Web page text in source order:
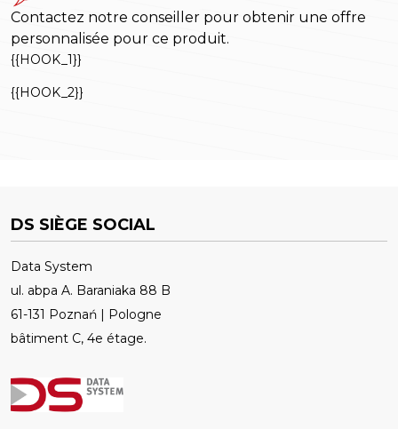
Contactez notre conseiller pour obtenir une offre
personnalisée pour ce produit.
{{HOOK_1}}
{{HOOK_2}}
DS SIÈGE SOCIAL
Data System
ul. abpa A. Baraniaka 88 B
61-131 Poznań | Pologne
bâtiment C, 4e étage.